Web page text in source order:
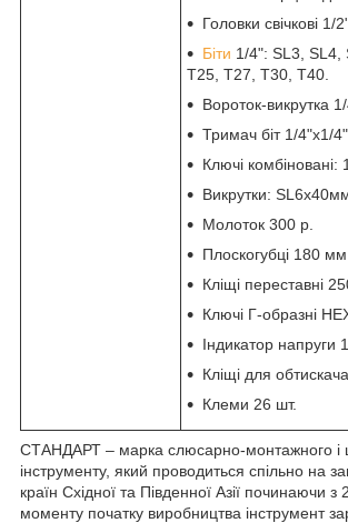
Головки свічкові
Біти 1/4": SL3,
T25, T27, T30, T40.
Вороток-викрутка
Тримач біт 1/4"х1/4".
Ключі
Викрутки:
Молоток 300 р.
Плоскогубці 180 мм
Кліщі переставні
Ключі Г-образні
Індикатор напруги
Кліщі для
Клеми 26 шт.
СТАНДАРТ – марка слюсарно-монтажного і
інструменту, який проводиться спільно на
країн Східної та Південної Азії починаючи з
моменту початку виробництва інструмент